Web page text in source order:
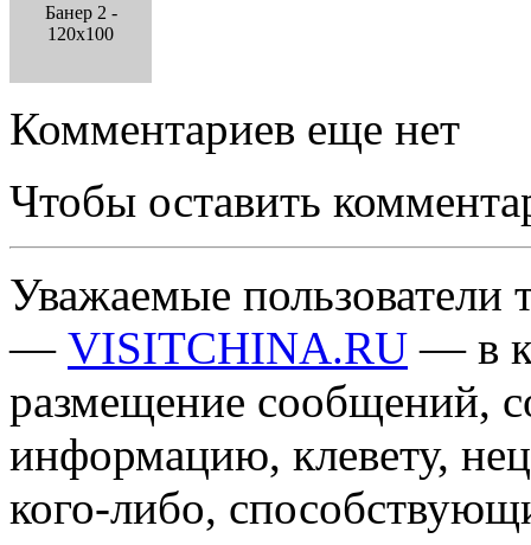
Банер 2 -
120x100
Комментариев еще нет
Чтобы оставить
Уважаемые пользователи
— VISITCHINA.RU — в
размещение сообщений,
информацию, клевету,
кого-либо,